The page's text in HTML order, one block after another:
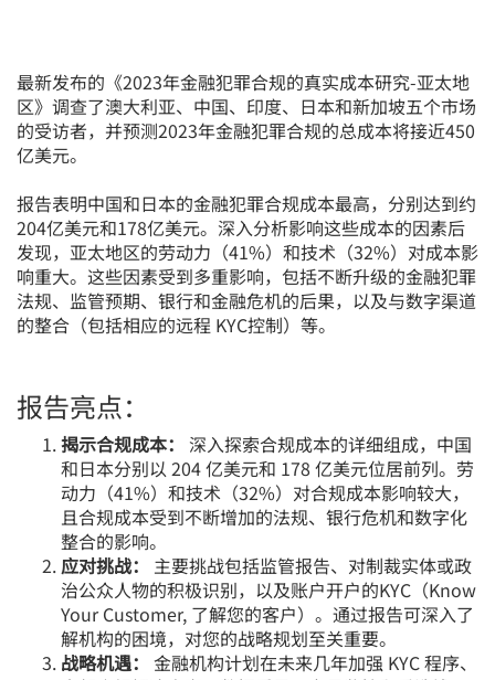
最新发布的《2023年金融犯罪合规的真实成本研究-亚太地
区》调查了澳大利亚、中国、印度、日本和新加坡五个市场
的受访者，并预测2023年金融犯罪合规的总成本将接近450
亿美元。
报告表明中国和日本的金融犯罪合规成本最高，分别达到约
204亿美元和178亿美元。深入分析影响这些成本的因素后
发现，亚太地区的劳动力（41%）和技术（32%）对成本影
响重大。这些因素受到多重影响，包括不断升级的金融犯罪
法规、监管预期、银行和金融危机的后果，以及与数字渠道
的整合（包括相应的远程 KYC控制）等。
报告亮点：
揭示合规成本： 深入探索合规成本的详细组成，中国
和日本分别以 204 亿美元和 178 亿美元位居前列。劳
动力（41%）和技术（32%）对合规成本影响较大，
且合规成本受到不断增加的法规、银行危机和数字化
整合的影响。
应对挑战：
主要挑战包括监管报告、对制裁实体或政
治公众人物的积极识别，以及账户开户的KYC（Know
Your Customer, 了解您的客户）。通过报告可深入了
解机构的困境，对您的战略规划至关重要。
战略机遇： 金融机构计划在未来几年加强 KYC 程序、